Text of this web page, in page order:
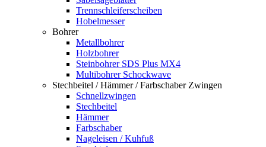
Trennschleiferscheiben
Hobelmesser
Bohrer
Metallbohrer
Holzbohrer
Steinbohrer SDS Plus MX4
Multibohrer Schockwave
Stechbeitel / Hämmer / Farbschaber Zwingen
Schnellzwingen
Stechbeitel
Hämmer
Farbschaber
Nageleisen / Kuhfuß